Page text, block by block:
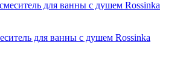
для ванны с душем Rossinka